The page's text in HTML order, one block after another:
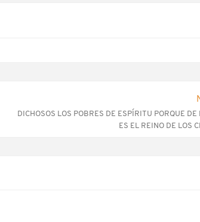
DICHOSOS LOS POBRES DE ESPÍRITU PORQUE DE
ES EL REINO DE LOS